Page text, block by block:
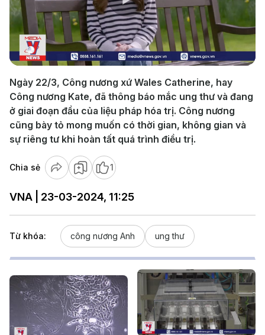
Play
Video
Ngày 22/3, Công nương xứ Wales Catherine, hay
Công nương Kate, đã thông báo mắc ung thư và đang
ở giai đoạn đầu của liệu pháp hóa trị. Công nương
cũng bày tỏ mong muốn có thời gian, không gian và
sự riêng tư khi hoàn tất quá trình điều trị.
Chia sẻ 1
VNA | 23-03-2024, 11:25
Từ khóa: công nương Anh ung thư